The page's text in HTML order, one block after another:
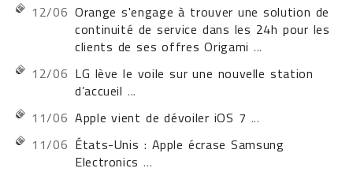
12/06 Orange s'engage à trouver une solution de
continuité de service dans les 24h pour les
clients de ses offres Origami ...
12/06 LG lève le voile sur une nouvelle station
d’accueil ...
11/06 Apple vient de dévoiler iOS 7 ...
11/06 États-Unis : Apple écrase Samsung
Electronics ...